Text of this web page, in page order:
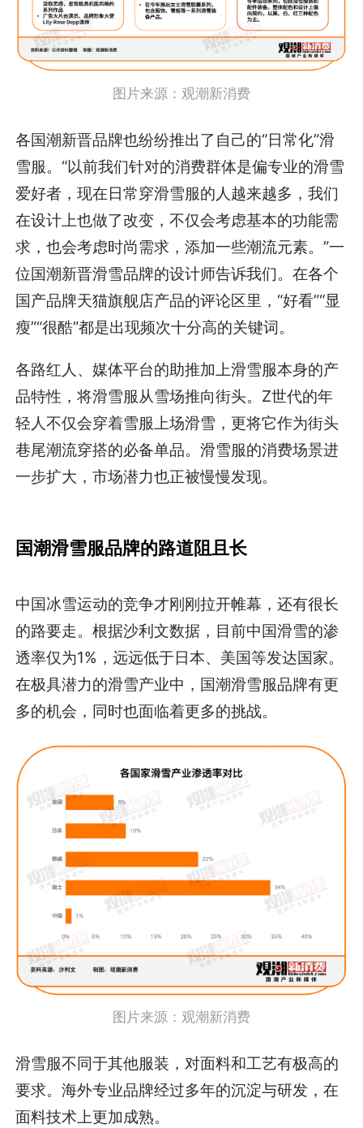
图片来源： 观潮新消费
各国潮新晋品牌也纷纷推出了自己的“日常化”滑
雪服。“以前我们针对的消费群体是偏专业的滑雪
爱好者，现在日常穿滑雪服的人越来越多，我们
在设计上也做了改变，不仅会考虑基本的功能需
求，也会考虑时尚需求，添加一些潮流元素。”一
位国潮新晋滑雪品牌的设计师告诉我们。在各个
国产品牌天猫旗舰店产品的评论区里，“好看”“显
瘦”“很酷”都是出现频次十分高的关键词。
各路红人、媒体平台的助推加上滑雪服本身的产
品特性，将滑雪服从雪场推向街头。Z世代的年
轻人不仅会穿着雪服上场滑雪，更将它作为街头
巷尾潮流穿搭的必备单品。滑雪服的消费场景进
一步扩大，市场潜力也正被慢慢发现。
国潮滑雪服品牌的路道阻且长
中国冰雪运动的竞争才刚刚拉开帷幕，还有很长
的路要走。根据沙利文数据，目前中国滑雪的渗
透率仅为1%，远远低于日本、美国等发达国家。
在极具潜力的滑雪产业中，国潮滑雪服品牌有更
多的机会，同时也面临着更多的挑战。
图片来源： 观潮新消费
滑雪服不同于其他服装，对面料和工艺有极高的
要求。海外专业品牌经过多年的沉淀与研发，在
面料技术上更加成熟。